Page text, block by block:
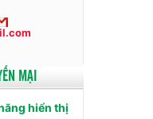
MẠI
hiển thị